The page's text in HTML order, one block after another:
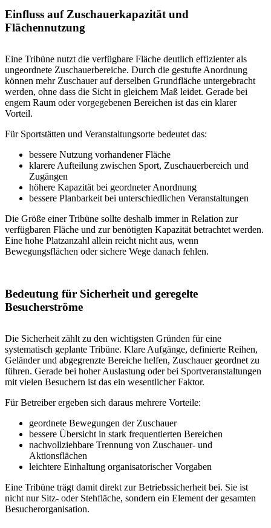
Einfluss auf Zuschauerkapazität und
Flächennutzung
Eine Tribüne nutzt die verfügbare Fläche deutlich effizienter als
ungeordnete Zuschauerbereiche. Durch die gestufte Anordnung
können mehr Zuschauer auf derselben Grundfläche untergebracht
werden, ohne dass die Sicht in gleichem Maß leidet. Gerade bei
engem Raum oder vorgegebenen Bereichen ist das ein klarer
Vorteil.
Für Sportstätten und Veranstaltungsorte bedeutet das:
bessere Nutzung vorhandener Fläche
klarere Aufteilung zwischen Sport, Zuschauerbereich und
Zugängen
höhere Kapazität bei geordneter Anordnung
bessere Planbarkeit bei unterschiedlichen Veranstaltungen
Die Größe einer Tribüne sollte deshalb immer in Relation zur
verfügbaren Fläche und zur benötigten Kapazität betrachtet werden.
Eine hohe Platzanzahl allein reicht nicht aus, wenn
Bewegungsflächen oder sichere Wege danach fehlen.
Bedeutung für Sicherheit und geregelte
Besucherströme
Die Sicherheit zählt zu den wichtigsten Gründen für eine
systematisch geplante Tribüne. Klare Aufgänge, definierte Reihen,
Geländer und abgegrenzte Bereiche helfen, Zuschauer geordnet zu
führen. Gerade bei hoher Auslastung oder bei Sportveranstaltungen
mit vielen Besuchern ist das ein wesentlicher Faktor.
Für Betreiber ergeben sich daraus mehrere Vorteile:
geordnete Bewegungen der Zuschauer
bessere Übersicht in stark frequentierten Bereichen
nachvollziehbare Trennung von Zuschauer- und
Aktionsflächen
leichtere Einhaltung organisatorischer Vorgaben
Eine Tribüne trägt damit direkt zur Betriebssicherheit bei. Sie ist
nicht nur Sitz- oder Stehfläche, sondern ein Element der gesamten
Besucherorganisation.